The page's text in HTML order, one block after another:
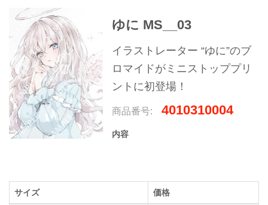
ゆに MS__03
イラストレーター “ゆに”のブ
ロマイドがミニストッププリ
ントに初登場！
商品番号: 4010310004
内容
サイズ 価格